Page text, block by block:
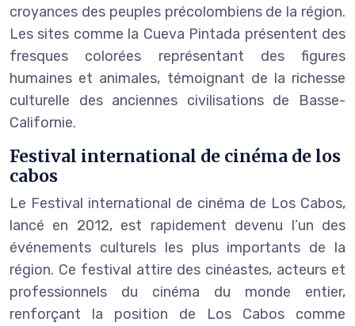
croyances des peuples précolombiens de la région.
Les sites comme la Cueva Pintada présentent des
fresques colorées représentant des figures
humaines et animales, témoignant de la richesse
culturelle des anciennes civilisations de Basse-
Californie.
Festival international de cinéma de los
cabos
Le Festival international de cinéma de Los Cabos,
lancé en 2012, est rapidement devenu l’un des
événements culturels les plus importants de la
région. Ce festival attire des cinéastes, acteurs et
professionnels du cinéma du monde entier,
renforçant la position de Los Cabos comme